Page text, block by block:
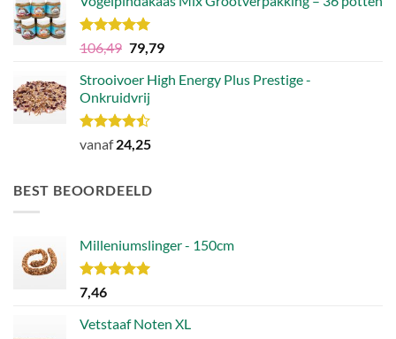
Waardering
uit 5
106,49 Oorspronkelijke
was:
€106,49.
79,79Huidige
is:
Strooivoer High Energy Plus Prestige -
Onkruidvrij
Waardering
uit 5
vanaf24,25
BEST BEOORDEELD
Milleniumslinger - 150cm
Waardering
5.00
7,46
Vetstaaf Noten XL